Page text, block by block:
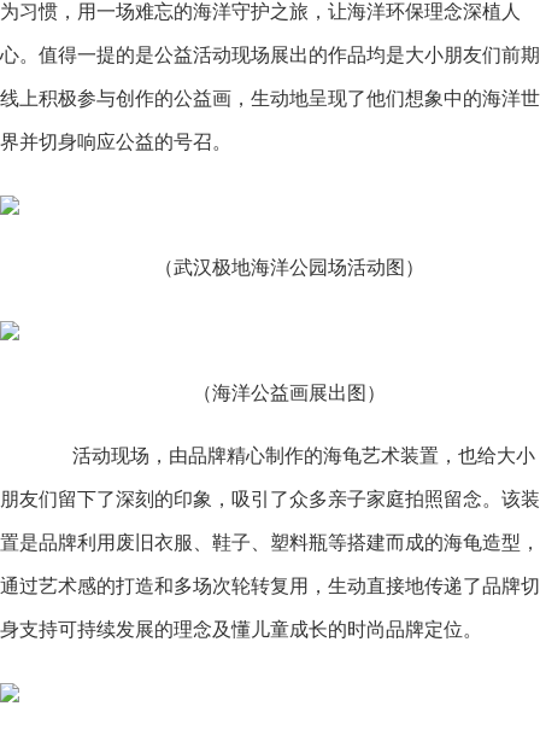
为习惯，用一场难忘的海洋守护之旅，让海洋环保理念深植人
心。值得一提的是公益活动现场展出的作品均是大小朋友们前期
线上积极参与创作的公益画，生动地呈现了他们想象中的海洋世
界并切身响应公益的号召。
（武汉极地海洋公园场活动图）
（海洋公益画展出图）
活动现场，由品牌精心制作的海龟艺术装置，也给大小
朋友们留下了深刻的印象，吸引了众多亲子家庭拍照留念。该装
置是品牌利用废旧衣服、鞋子、塑料瓶等搭建而成的海龟造型，
通过艺术感的打造和多场次轮转复用，生动直接地传递了品牌切
身支持可持续发展的理念及懂儿童成长的时尚品牌定位。